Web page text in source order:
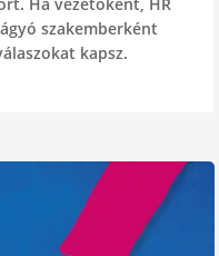
Ha vezetőként, HR
szakemberként
kapsz.